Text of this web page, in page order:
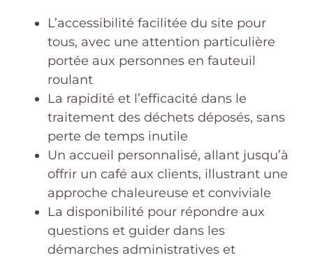
L’accessibilité facilitée du site pour
tous, avec une attention particulière
portée aux personnes en fauteuil
roulant
La rapidité et l’efficacité dans le
traitement des déchets déposés, sans
perte de temps inutile
Un accueil personnalisé, allant jusqu’à
offrir un café aux clients, illustrant une
approche chaleureuse et conviviale
La disponibilité pour répondre aux
questions et guider dans les
démarches administratives et